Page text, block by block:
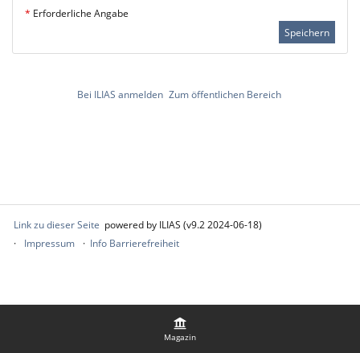
Magazin
* Erforderliche Angabe
Speichern
Bei ILIAS anmelden Zum öffentlichen Bereich
Link zu dieser Seite powered by ILIAS (v9.2 2024-06-18)
Impressum
Info Barrierefreiheit